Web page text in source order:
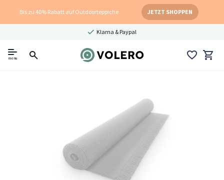
Bis zu 40% Rabatt auf Outdoorteppiche JETZT SHOPPEN
Klarna & Paypal
menu